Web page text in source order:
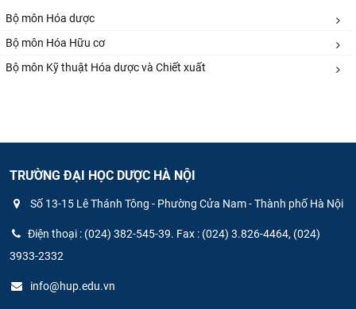
Bộ môn Hóa dược
Bộ môn Hóa Hữu cơ
Bộ môn Kỹ thuật Hóa dược và Chiết xuất​
TRƯỜNG ĐẠI HỌC DƯỢC HÀ NỘI
Số 13-15 Lê Thánh Tông - Phường Cửa Nam - Thành phố Hà Nội
Điện thoại : (024) 382-545-39. Fax : (024) 3.826-4464, (024)
3933-2332
info@hup.edu.vn